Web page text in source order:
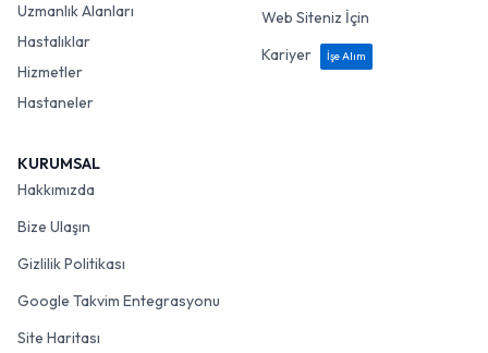
Uzmanlık Alanları
Hastalıklar
Hizmetler
Hastaneler
Web Siteniz İçin
Kariyer
İşe Alım
KURUMSAL
Hakkımızda
Bize Ulaşın
Gizlilik Politikası
Google Takvim Entegrasyonu
Site Haritası